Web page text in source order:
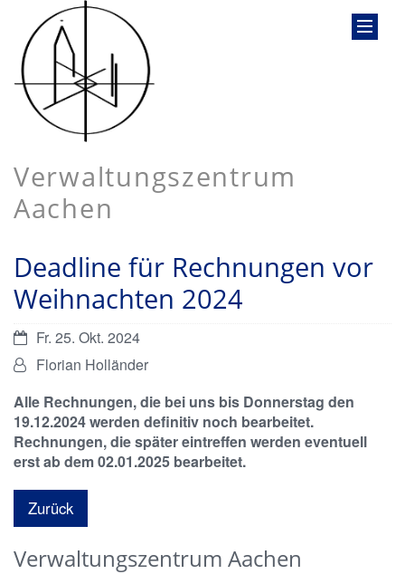
Verwaltungszentrum
Aachen
Deadline für Rechnungen vor
Weihnachten 2024
Datum:Fr. 25. Okt. 2024
Von:Florian Holländer
Alle Rechnungen, die bei uns bis Donnerstag den
19.12.2024 werden definitiv noch bearbeitet.
Rechnungen, die später eintreffen werden eventuell
erst ab dem 02.01.2025 bearbeitet.
Zurück
Verwaltungszentrum Aachen